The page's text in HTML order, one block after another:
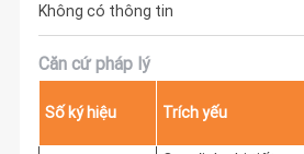
Không có thông tin
Căn cứ pháp lý
Số ký hiệu Trích yếu